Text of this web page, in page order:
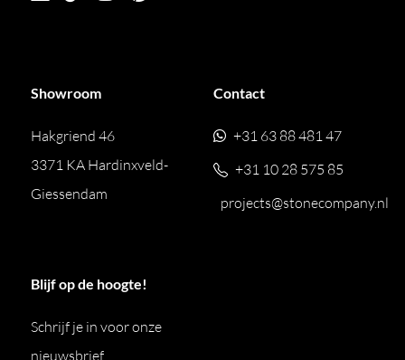
Showroom
Hakgriend 46
3371 KA Hardinxveld-
Giessendam
Contact
+31 63 88 481 47
+31 10 28 575 85
projects@stonecompany.nl
Blijf op de hoogte!
Schrijf je in voor onze
nieuwsbrief.